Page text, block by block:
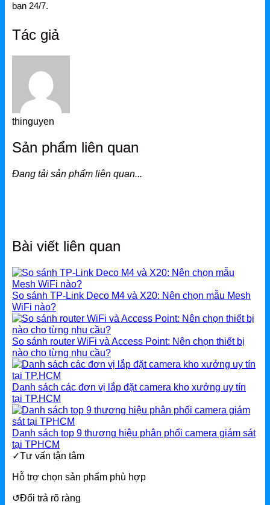
bạn 24/7.
Tác giả
thinguyen
Sản phẩm liên quan
Đang tải sản phẩm liên quan...
Bài viết liên quan
So sánh TP-Link Deco M4 và X20: Nên chọn mẫu Mesh
WiFi nào?
So sánh router WiFi và Access Point: Nên chọn thiết bị
nào cho từng nhu cầu?
Danh sách các đơn vị lắp đặt camera kho xưởng uy tín
tại TP.HCM
Danh sách top 9 thương hiệu phân phối camera giám sát
tại TPHCM
✓Tư vấn tận tâm
Hỗ trợ chọn sản phẩm phù hợp
↺Đổi trả rõ ràng